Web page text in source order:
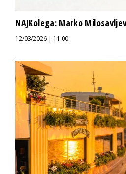
NAJKolega: Marko
12/03/2026 | 11:00